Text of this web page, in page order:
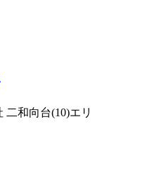
二和向台(10)エリ